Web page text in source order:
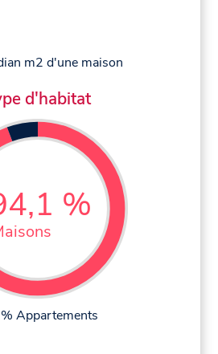
m2 d'une maison
d'habitat
%
Appartements